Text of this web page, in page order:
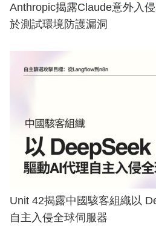
Anthropic揭露Claude意外入
於測試環境防護漏洞
Unit 42揭露中國駭客組織以
自主入侵全球伺服器